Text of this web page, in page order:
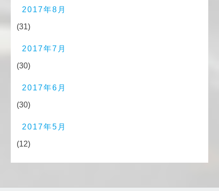
2017年8月
(31)
2017年7月
(30)
2017年6月
(30)
2017年5月
(12)